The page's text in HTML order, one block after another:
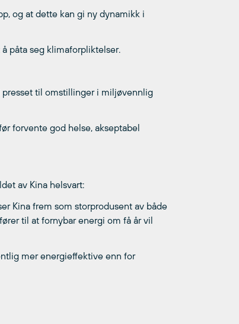
og at dette kan gi ny dynamikk i
påta seg klimaforpliktelser.
presset til omstillinger i miljøvennlig
forvente god helse, akseptabel
av Kina helsvart:
Kina frem som storprodusent av både
til at fornybar energi om få år vil
mer energieffektive enn for